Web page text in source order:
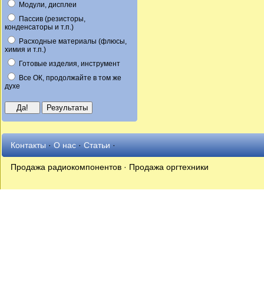
Модули, дисплеи
Пассив (резисторы,
конденсаторы и т.п.)
Расходные материалы (флюсы,
химия и т.п.)
Готовые изделия, инструмент
Все ОК, продолжайте в том же
духе
Контакты·О нас·Статьи·
Продажа радиокомпонентов · Продажа оргтехники